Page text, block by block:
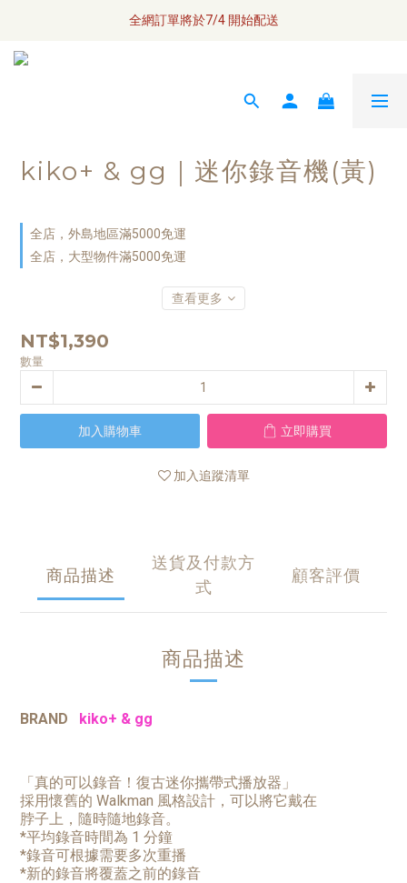
全網訂單將於7/4 開始配送
全網訂單將於7/4 開始配送
如何成為小布瓜 VIP
kiko+ & gg｜迷你錄音機(黃)
全店，外島地區滿5000免運
全店，大型物件滿5000免運
查看更多
NT$1,390
數量
加入購物車 立即購買
加入追蹤清單
商品描述
送貨及付款方
式
顧客評價
商品描述
BRAND kiko+ & gg
「真的可以錄音！復古迷你攜帶式播放器」
採用懷舊的 Walkman 風格設計，可以將它戴在
脖子上，隨時隨地錄音。
*平均錄音時間為 1 分鐘
*錄音可根據需要多次重播
*新的錄音將覆蓋之前的錄音